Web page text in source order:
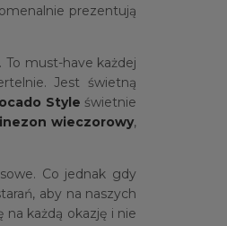
prezentują
. To must-have każdej
Jest świetną
Style świetnie
wieczorowy,
Co jednak gdy
aby na naszych
każdą okazję i nie